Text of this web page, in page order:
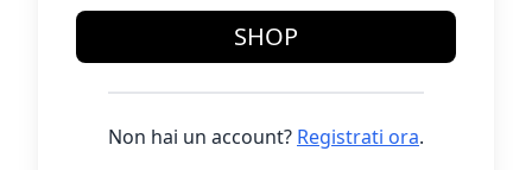
SHOP
Non hai un account? Registrati ora.